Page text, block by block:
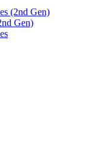
(2nd Gen)
Gen)